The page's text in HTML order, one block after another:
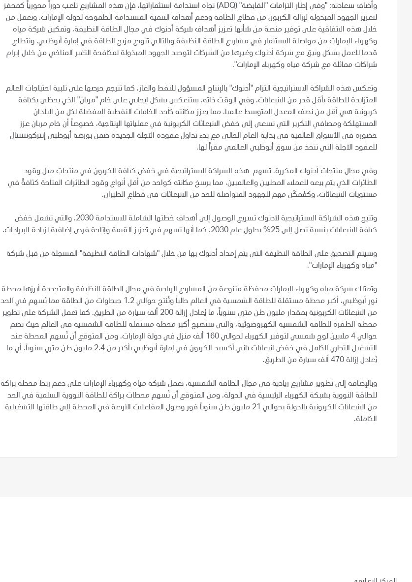
وأضاف سعادته: "وفي إطار التزامات "القابضة" (ADQ) تجاه استدامة استثماراتها، فإن هذه المشاريع تلعب دوراً محورياً كمحفز
لتعزيز الجهود المبذولة لإزالة الكربون من قطاع الطاقة ودعم أهداف التنمية المستدامة الطموحة لدولة الإمارات. ونعمل من
خلال هذه الاتفاقية على توفير منصة من شأنها تعزيز أهداف شركة أدنوك في مجال الطاقة النظيفة، وتمكين شركة مياه
وكهرباء الإمارات من مواصلة الاستثمار في مشاريع الطاقة النظيفة وبالتالي تنويع مزيج الطاقة في إمارة أبوظبي. ونتطلع
قدماً للعمل بشكل وثيق مع شركة أدنوك وغيرها من الشركات لتوحيد الجهود المبذولة لمكافحة التغير المناخي من خلال إبرام
شراكات مماثلة مع شركة مياه وكهرباء الإمارات".
وتعكس هذه الشراكة الاستراتيجية التزام "أدنوك" بالإنتاج المسؤول للنفط والغاز، كما تترجم حرصها على تلبية احتياجات العالم
المتزايدة للطاقة بأقل قدر من الانبعاثات. وفي الوقت ذاته، ستنعكس بشكل إيجابي على خام "مربان" الذي يحظى بكثافة
كربونية هي أقل من نصف المعدل المتوسط عالمياً، مما يعزز مكانته كأحد الخامات النفطية المفضلة لكل من البلدان
المستهلكة ومصافي التكرير التي تسعى إلى خفض الانبعاثات الكربونية في عملياتها الإنتاجية، خصوصاً أن خام مربان عزز
حضوره في الأسواق العالمية في بداية العام الحالي مع بدء تداول عقوده الآجلة الجديدة ضمن بورصة أبوظبي إنتركونتننتال
للعقود الآجلة التي تتخذ من سوق أبوظبي العالمي مقراً لها.
وفي مجال منتجات أدنوك المكررة، تسهم هذه الشراكة الاستراتيجية في خفض كثافة الكربون في منتجاتٍ مثل وقود
الطائرات الذي يتم بيعه للعملاء المحليين والعالميين، مما يرسخ مكانته كواحد من أقل أنواع وقود الطائرات المتاحة كثافةً في
مستويات الانبعاثات، وكمُمكّنٍ مهم للجهود المتواصلة للحد من الانبعاثات في قطاع الطيران.
وتتيح هذه الشراكة الاستراتيجية لأدنوك تسريع الوصول إلى أهداف خطتها الشاملة للاستدامة 2030، والتي تشمل خفض
كثافة الانبعاثات بنسبة تصل إلى 25% بحلول عام 2030، كما أنها تسهم في تعزيز القيمة وإتاحة فرص إضافية لزيادة الإيرادات.
وسيتم التصديق على الطاقة النظيفة التي يتم إمداد أدنوك بها من خلال "شهادات الطاقة النظيفة" المسجلة من قبل شركة
"مياه وكهرباء الإمارات".
وتمتلك شركة مياه وكهرباء الإمارات محفظة متنوعة من المشاريع الريادية في مجال الطاقة النظيفة والمتجددة أبرزها محطة
نور أبوظبي، أكبر محطة مستقلة للطاقة الشمسية في العالم حالياً وتُنتج حوالي 1.2 جيجاوات من الطاقة مما يُسهم في الحد
من الانبعاثات الكربونية بمقدار مليون طن متري سنوياً، ما يُعادل إزالة 200 ألف سيارة من الطريق. كما تعمل الشركة على تطوير
محطة الظفرة للطاقة الشمسية الكهروضوئية، والتي ستصبح أكبر محطة مستقلة للطاقة الشمسية في العالم حيث تضم
حوالي 4 ملايين لوح شمسي لتوفير الكهرباء لحوالي 160 ألف منزل في دولة الإمارات. ومن المتوقع أن تُسهم المحطة عند
التشغيل التجاري الكامل في خفض انبعاثات ثاني أكسيد الكربون في إمارة أبوظبي بأكثر من 2.4 مليون طن متري سنوياً، أي ما
يُعادل إزالة 470 ألف سيارة من الطريق.
وبالإضافة إلى تطوير مشاريع ريادية في مجال الطاقة الشمسية، تعمل شركة مياه وكهرباء الإمارات على دعم ربط محطة براكة
للطاقة النووية بشبكة الكهرباء الرئيسية في الدولة. ومن المتوقع أن تُسهم محطات براكة للطاقة النووية السلمية في الحد
من الانبعاثات الكربونية بالدولة بحوالي 21 مليون طن سنوياً فور وصول المفاعلات الأربعة في المحطة إلى طاقتها التشغيلية
الكاملة.